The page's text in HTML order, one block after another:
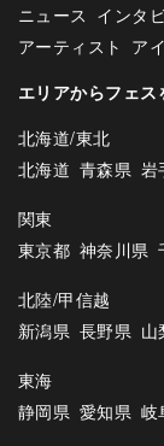
ニュース インタ
アーティスト ア
エリアからフェス
北海道/東北
北海道 青森県 岩
関東
東京都 神奈川県
北陸/甲信越
新潟県 長野県 山
東海
静岡県 愛知県 岐